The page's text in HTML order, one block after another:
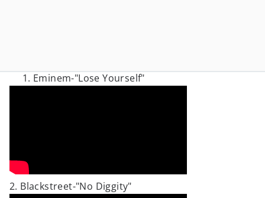
Eminem-"Lose Yourself"
2. Blackstreet-"No Diggity"